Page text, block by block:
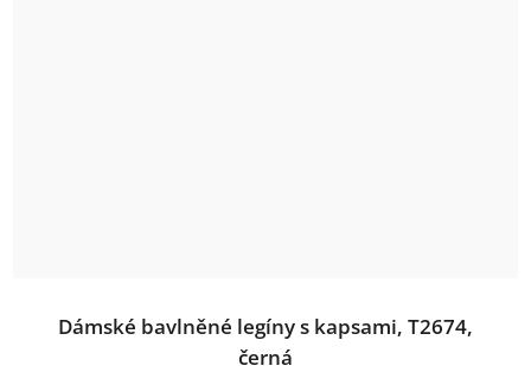
Dámské bavlněné legíny s kapsami, T2674,
černá